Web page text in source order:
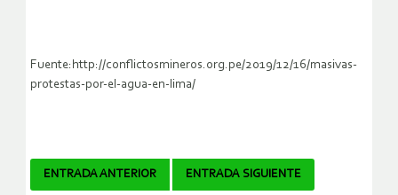
Fuente:http://conflictosmineros.org.pe/2019/12/16/masivas-
protestas-por-el-agua-en-lima/
Navegador
ENTRADA ANTERIOR ENTRADA SIGUIENTE